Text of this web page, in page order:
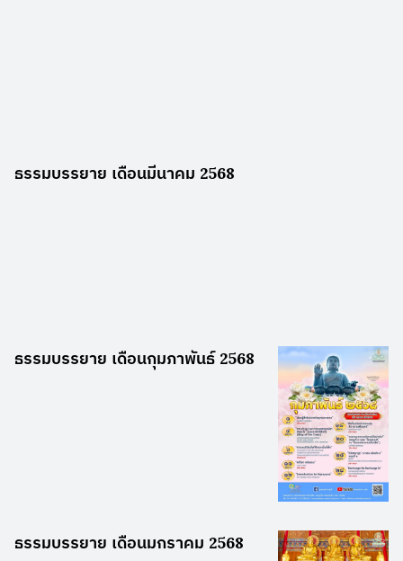
ธรรมบรรยาย เดือนมีนาคม 2568
ธรรมบรรยาย เดือนกุมภาพันธ์ 2568
ธรรมบรรยาย เดือนมกราคม 2568